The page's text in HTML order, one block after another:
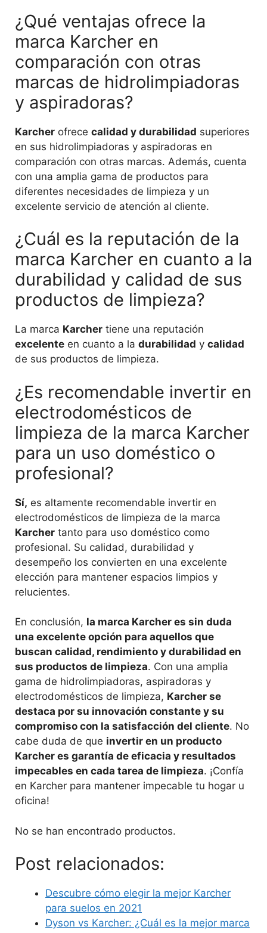
¿Qué ventajas ofrece la
marca Karcher en
comparación con otras
marcas de hidrolimpiadoras
y aspiradoras?
Karcher ofrece calidad y durabilidad superiores
en sus hidrolimpiadoras y aspiradoras en
comparación con otras marcas. Además, cuenta
con una amplia gama de productos para
diferentes necesidades de limpieza y un
excelente servicio de atención al cliente.
¿Cuál es la reputación de la
marca Karcher en cuanto a la
durabilidad y calidad de sus
productos de limpieza?
La marca Karcher tiene una reputación
excelente en cuanto a la durabilidad y calidad
de sus productos de limpieza.
¿Es recomendable invertir en
electrodomésticos de
limpieza de la marca Karcher
para un uso doméstico o
profesional?
Sí, es altamente recomendable invertir en
electrodomésticos de limpieza de la marca
Karcher tanto para uso doméstico como
profesional. Su calidad, durabilidad y
desempeño los convierten en una excelente
elección para mantener espacios limpios y
relucientes.
En conclusión, la marca Karcher es sin duda
una excelente opción para aquellos que
buscan calidad, rendimiento y durabilidad en
sus productos de limpieza. Con una amplia
gama de hidrolimpiadoras, aspiradoras y
electrodomésticos de limpieza, Karcher se
destaca por su innovación constante y su
compromiso con la satisfacción del cliente. No
cabe duda de que invertir en un producto
Karcher es garantía de eficacia y resultados
impecables en cada tarea de limpieza. ¡Confía
en Karcher para mantener impecable tu hogar u
oficina!
No se han encontrado productos.
Post relacionados:
Descubre cómo elegir la mejor Karcher
para suelos en 2021
Dyson vs Karcher: ¿Cuál es la mejor marca